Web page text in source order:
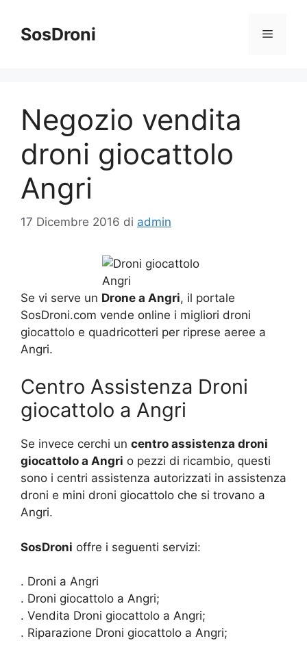
contenuto
SosDroni Menu
Negozio vendita
droni giocattolo
Angri
17 Dicembre 2016 di admin
Se vi serve un Drone a Angri, il portale
SosDroni.com vende online i migliori droni
giocattolo e quadricotteri per riprese aeree a
Angri.
Centro Assistenza Droni
giocattolo a Angri
Se invece cerchi un centro assistenza droni
giocattolo a Angri o pezzi di ricambio, questi
sono i centri assistenza autorizzati in assistenza
droni e mini droni giocattolo che si trovano a
Angri.
SosDroni offre i seguenti servizi:
. Droni a Angri
. Droni giocattolo a Angri;
. Vendita Droni giocattolo a Angri;
. Riparazione Droni giocattolo a Angri;